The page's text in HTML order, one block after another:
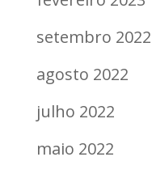
setembro 2022
agosto 2022
julho 2022
maio 2022